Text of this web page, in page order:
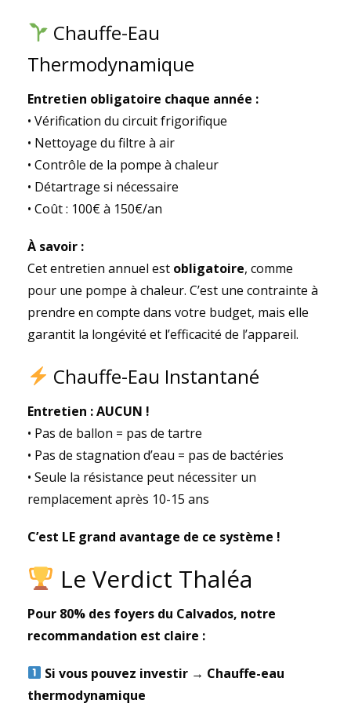
Chauffe-Eau
Thermodynamique
Entretien obligatoire chaque année :
• Vérification du circuit frigorifique
• Nettoyage du filtre à air
• Contrôle de la pompe à chaleur
• Détartrage si nécessaire
• Coût : 100€ à 150€/an
À savoir :
Cet entretien annuel est obligatoire, comme
pour une pompe à chaleur. C’est une contrainte à
prendre en compte dans votre budget, mais elle
garantit la longévité et l’efficacité de l’appareil.
Chauffe-Eau Instantané
Entretien : AUCUN !
• Pas de ballon = pas de tartre
• Pas de stagnation d’eau = pas de bactéries
• Seule la résistance peut nécessiter un
remplacement après 10-15 ans
C’est LE grand avantage de ce système !
Le Verdict Thaléa
Pour 80% des foyers du Calvados, notre
recommandation est claire :
Si vous pouvez investir → Chauffe-eau
thermodynamique